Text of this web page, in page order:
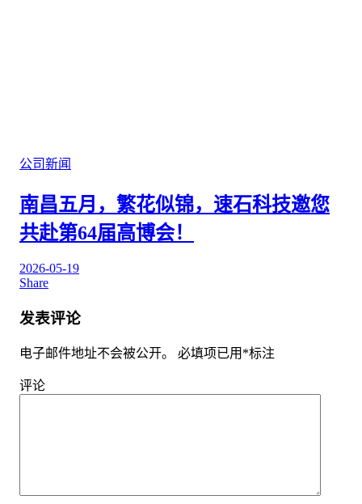
公司新闻
南昌五月，繁花似锦，速石科技邀您
共赴第64届高博会！
2026-05-19
Share
发表评论
电子邮件地址不会被公开。 必填项已用 *标注
评论